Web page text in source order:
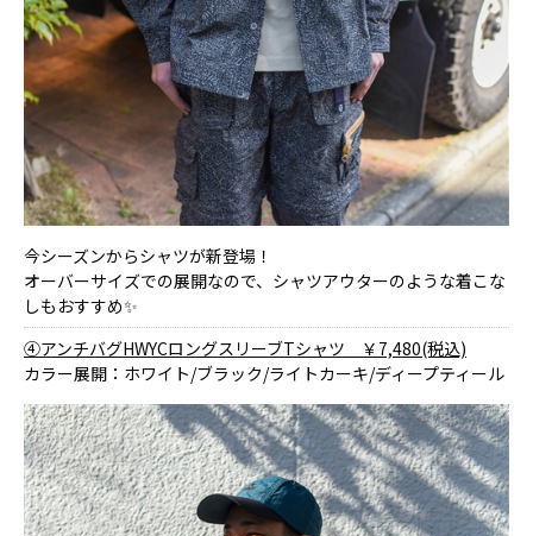
今シーズンからシャツが新登場！
オーバーサイズでの展開なので、シャツアウターのような着こな
しもおすすめ✨
④アンチバグHWYCロングスリーブTシャツ ￥7,480(税込)
カラー展開：ホワイト/ブラック/ライトカーキ/ディープティール